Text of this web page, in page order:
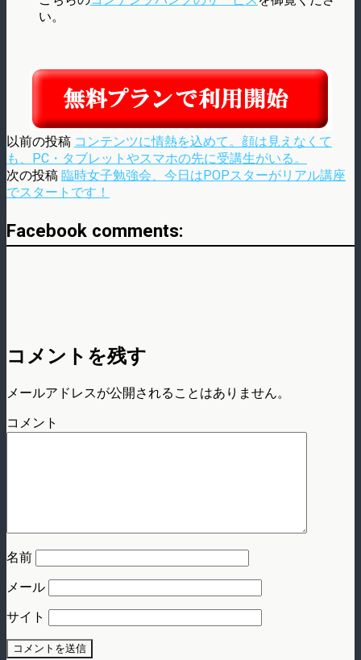
い。
以前の投稿 コンテンツに情熱を込めて。顔は見えなくて
も、PC・タブレットやスマホの先に受講生がいる。
次の投稿 臨時女子勉強会、今日はPOPスターがリアル講座
でスタートです！
Facebook comments:
コメントを残す
メールアドレスが公開されることはありません。
コメント
名前
メール
サイト